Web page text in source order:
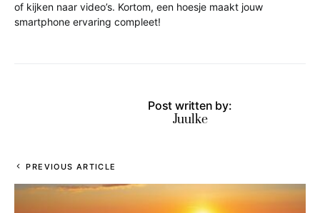
of kijken naar video’s. Kortom, een hoesje maakt jouw
smartphone ervaring compleet!
Post written by:
Juulke
PREVIOUS ARTICLE